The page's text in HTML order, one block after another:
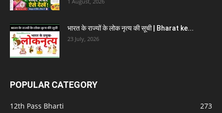
भारत के राज्यों के लोक नृत्य की सूची | Bharat ke...
23 July, 2026
POPULAR CATEGORY
12th Pass Bharti
273